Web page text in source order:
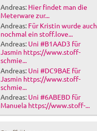
Andreas: Hier findet man die
Meterware zur...
Andreas: Für Kristin wurde auch
nochmal ein stoff.love...
Andreas: Uni #B1AAD3 für
Jasmin https://www.stoff-
schmie...
Andreas: Uni #DC9BAE für
Jasmin https://www.stoff-
schmie...
Andreas: Uni #6ABEBD für
Manuela https://www.stoff-...